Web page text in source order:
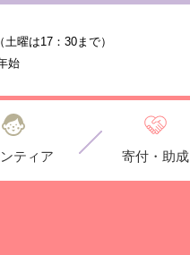
（土曜は17：30まで）
始
ティア 寄付・助成